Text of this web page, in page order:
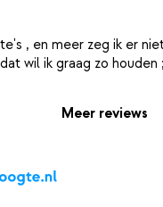
, en meer zeg ik er
Meer reviews